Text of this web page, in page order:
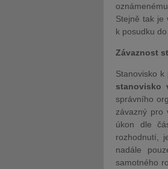
Stejně tak je
k posudku
Závaznost
Stanovisko
stanovisko
správního
závazný pro
úkon dle
rozhodnutí,
nadále
samotného